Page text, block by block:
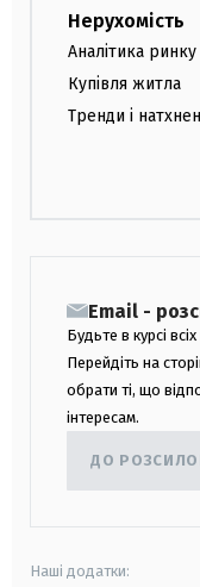
Нерухомість
Аналітика ринку
Купівля житла
Тренди і
Email -
Будьте в курсі
Перейдіть на
обрати ті, що
інтересам.
ДО
Наші додатки: